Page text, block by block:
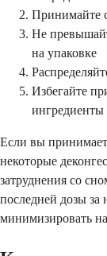
Принимайте
Не
на упаковке
Избегайте
ингредиенты
Если вы
некоторые
затруднения со
последней дозы за
минимизировать